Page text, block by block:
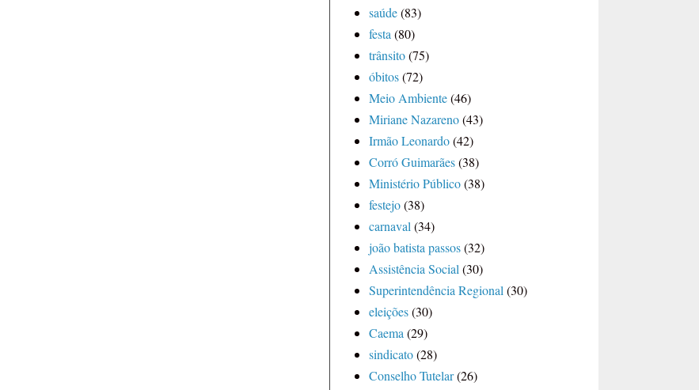
saúde(83)
festa (80)
trânsito(75)
óbitos(72)
Meio Ambiente(46)
Miriane Nazareno(43)
Irmão Leonardo(42)
Corró Guimarães(38)
Ministério Público(38)
festejo(38)
carnaval (34)
joão batista passos(32)
Assistência Social (30)
Superintendência Regional (30)
eleições(30)
Caema (29)
sindicato(28)
Conselho Tutelar(26)